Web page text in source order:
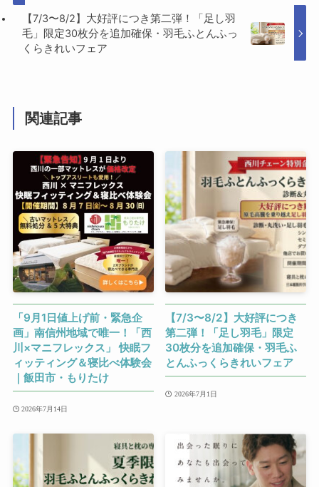
【7/3〜8/2】大好評につき第二弾！「足し羽
毛」限定30枚分を追加確保・羽毛ふとんふっ
くらきれいフェア
関連記事
「9月1日値上げ前・緊急企
画」南信州地域で唯一！「西
川×マニフレックス」 快眠フ
ィッティング＆寝比べ体験会
｜飯田市・もりたけ
2026年7月14日
【7/3〜8/2】大好評につき
第二弾！「足し羽毛」限定
30枚分を追加確保・羽毛ふ
とんふっくらきれいフェア
2026年7月1日